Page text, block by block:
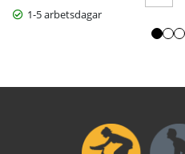
1-5 arbetsdagar